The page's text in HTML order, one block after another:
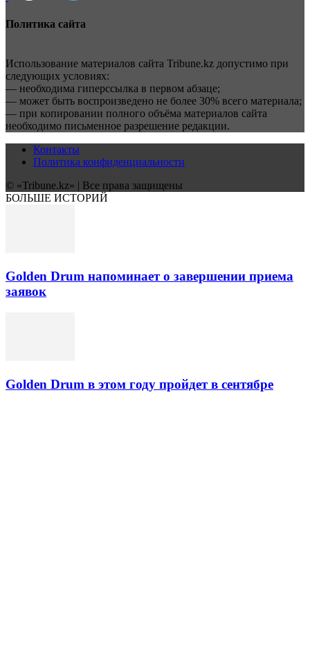
Политика сайта
Использование материалов сайта Tribune.kz допустимо при
следующих условиях:
— необходима гиперссылка в первом абзаце;
— может быть воспроизведено не более 30% всего материала;
— при копировании полного объёма материалов сайта
необходимо письменное разрешение редакции.
Контакты
Политика конфиденциальности
© «Tribune.kz» | Все права защищены
БОЛЬШЕ ИСТОРИЙ
Golden Drum напоминает о завершении приема
заявок
Golden Drum в этом году пройдет в сентябре